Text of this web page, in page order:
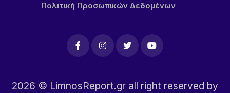
Πολιτική Προσωπικών Δεδομένων
2026 © LimnosReport.gr all right reserved by